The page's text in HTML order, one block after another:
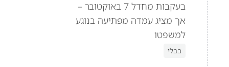
בעקבות מחדל 7 באוקטובר –
אך מציג עמדה מפתיעה בנוגע
למשפטו
בבלי